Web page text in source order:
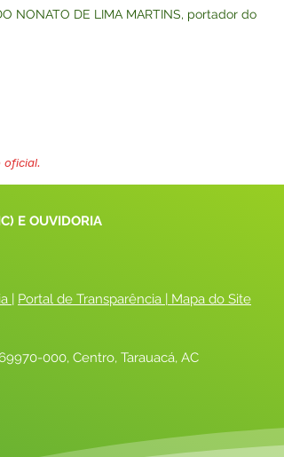
NONATO DE LIMA MARTINS, portador do
oficial.
E OUVIDORIA
| Portal de Transparência | Mapa do Site
000, Centro, Tarauacá, AC